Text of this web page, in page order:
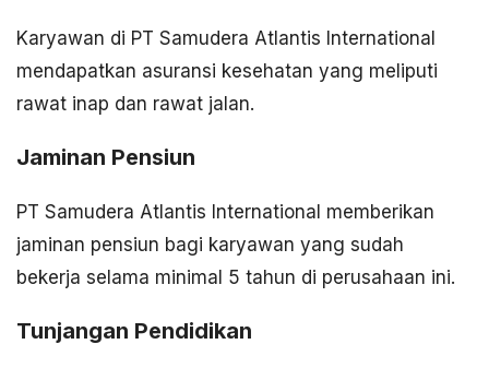
Karyawan di PT Samudera Atlantis International
mendapatkan asuransi kesehatan yang meliputi
rawat inap dan rawat jalan.
Jaminan Pensiun
PT Samudera Atlantis International memberikan
jaminan pensiun bagi karyawan yang sudah
bekerja selama minimal 5 tahun di perusahaan ini.
Tunjangan Pendidikan